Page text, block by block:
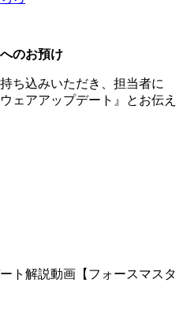
のお預け
ち込みいただき、担当者に
ェアアップデート』とお伝え
ト解説動画【フォースマスタ